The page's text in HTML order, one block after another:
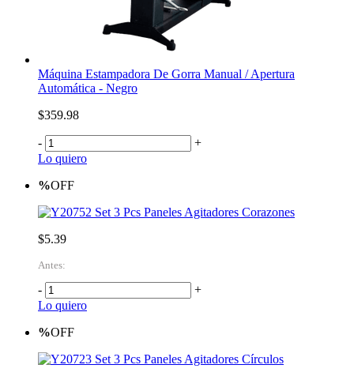
Máquina Estampadora De Gorra Manual / Apertura
Automática - Negro
$359.98
-
+
Lo quiero
%OFF
Set 3 Pcs Paneles Agitadores Corazones
$5.39
Antes:
-
+
Lo quiero
%OFF
Set 3 Pcs Paneles Agitadores Círculos